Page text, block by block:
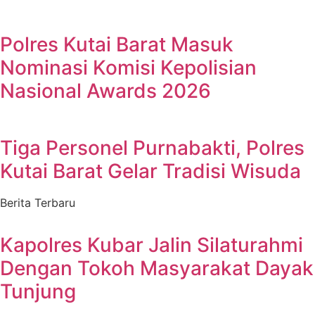
Polres Kutai Barat Masuk
Nominasi Komisi Kepolisian
Nasional Awards 2026
Tiga Personel Purnabakti, Polres
Kutai Barat Gelar Tradisi Wisuda
Berita Terbaru
Kapolres Kubar Jalin Silaturahmi
Dengan Tokoh Masyarakat Dayak
Tunjung